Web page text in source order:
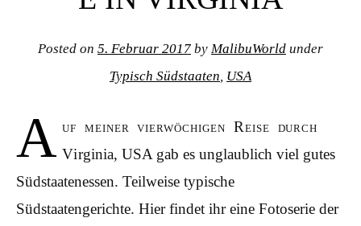
Posted on 5. Februar 2017 by MalibuWorld under
Typisch Südstaaten, USA
A uf meiner vierwöchigen Reise durch
Virginia, USA gab es unglaublich viel gutes
Südstaatenessen. Teilweise typische
Südstaatengerichte. Hier findet ihr eine Fotoserie der